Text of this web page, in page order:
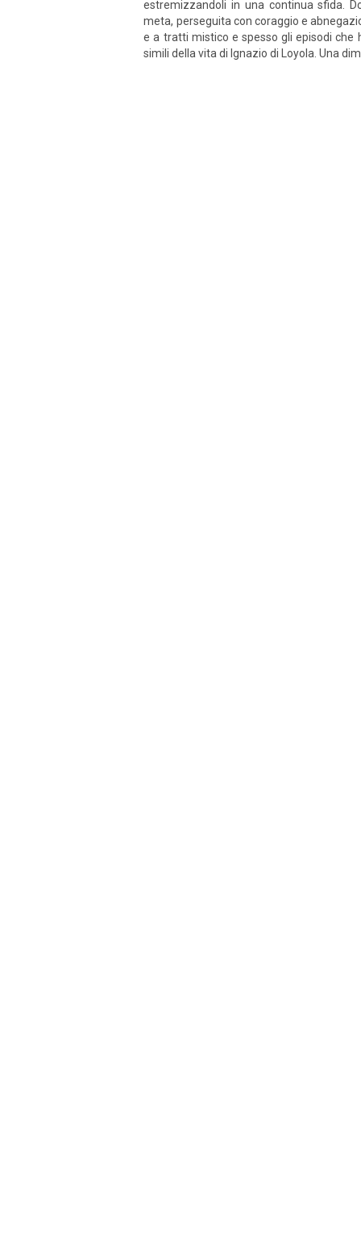
estremizzandoli in una continua sfida.
meta, perseguita con coraggio e
e a tratti mistico e spesso gli episodi che
simili della vita di Ignazio di Loyola. Una